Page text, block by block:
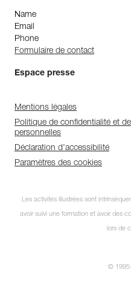
Name
Email
Phone
Formulaire de contact
Espace presse
Mentions légales
Politique de confidentialité et
personnelles
Déclaration d'accessibilité
Paramètres des cookies
Les activités illustrées sont
avoir suivi une formation et avoir des
lors de
©